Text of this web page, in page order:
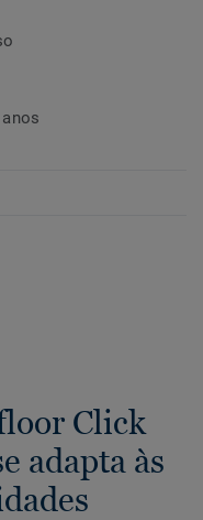
Click
adapta às